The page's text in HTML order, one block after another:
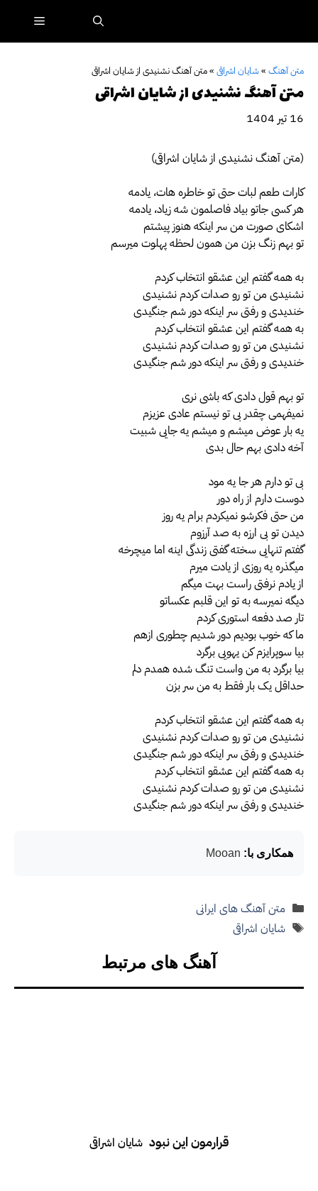
محتوا
فهرست
متن آهنگ »شایان اشراقی »متن آهنگ نشنیدی از شایان اشراقی
متن آهنگ نشنیدی از شایان اشراقی
16 تیر 1404
(متن آهنگ نشنیدی از شایان اشراقی)
کارات طعم لبات حتی تو خاطره هات، یادمه
هر کسی جاتو بیاد فاصلمون شه زیاد، یادمه
اشکای صورت من سر اینکه هنوز پیشتم
تو بهم زنگ بزن من همون لحظه پهلوت میرسم
به همه گفتم این عشقو انتخاب کردم
نشنیدی من تو رو صدات کردم نشنیدی
خندیدی و رفتی سر اینکه دور شم جنگیدی
به همه گفتم این عشقو انتخاب کردم
نشنیدی من تو رو صدات کردم نشنیدی
خندیدی و رفتی سر اینکه دور شم جنگیدی
تو بهم قول دادی که باشی نری
نمیفهمی چقدر بی تو نیستم عادی عزیزم
یه بار عوض میشم و میشم یه جایی شبیت
آخه دادی بهم حال بدی
بی تو دارم هر جا یه مود
دوست دارم از راه دور
من حتی فکرشو نمیکردم برام یه روز
دیدن تو بی ارزه به صد آرزوم
گفتم تنهایی سخته گفتی زندگی اینه اما میچرخه
میگذره یه روزی از یادت میرم
از یادم نرفتی راست بهت میگم
دیگه نمیرسه به تو این قلبم عکساتو
تار صد دفعه استوری کردم
ما که خوب بودیم دور شدیم چطوری ازهم
بیا سوپرایزم کن یهویی برگرد
بیا برگرد به من واست تنگ شده همدم دلم
حداقل یک بار فقط به من سر بزن
به همه گفتم این عشقو انتخاب کردم
نشنیدی من تو رو صدات کردم نشنیدی
خندیدی و رفتی سر اینکه دور شم جنگیدی
به همه گفتم این عشقو انتخاب کردم
نشنیدی من تو رو صدات کردم نشنیدی
خندیدی و رفتی سر اینکه دور شم جنگیدی
همکاری با:
دسته‌ها
متن آهنگ های ایرانی
برچسب‌ها
شایان اشراقی
آهنگ های مرتبط
قرارمون این نبود شایان اشراقی